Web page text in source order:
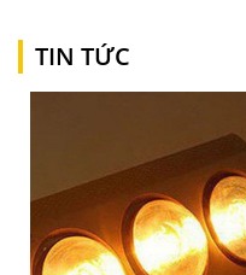
TIN TỨC